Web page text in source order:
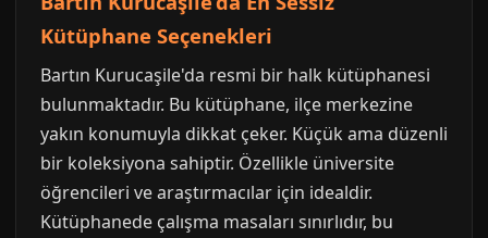
Kütüphane Seçenekleri
Bartın Kurucaşile'da resmi bir halk kütüphanesi
bulunmaktadır. Bu kütüphane, ilçe merkezine
yakın konumuyla dikkat çeker. Küçük ama düzenli
bir koleksiyona sahiptir. Özellikle üniversite
öğrencileri ve araştırmacılar için idealdir.
Kütüphanede çalışma masaları sınırlıdır, bu